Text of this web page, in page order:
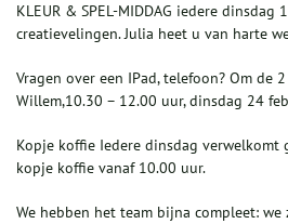
KLEUR & SPEL-MIDDAG iedere dinsdag
creatievelingen. Julia heet u van harte
Vragen over een IPad, telefoon? Om de
Willem,10.30 – 12.00 uur, dinsdag 24
Kopje koffie Iedere dinsdag verwelkomt
kopje koffie vanaf 10.00 uur.
We hebben het team bijna compleet: we